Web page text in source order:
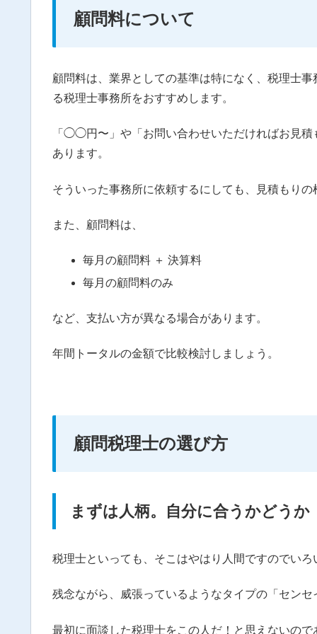
顧問料について
顧問料は、業界としての基準は特になく、税理士
る税理士事務所をおすすめします。
「◯◯円〜」や「お問い合わせいただければお見
あります。
そういった事務所に依頼するにしても、見積もり
また、顧問料は、
毎月の顧問料 ＋ 決算料
毎月の顧問料のみ
など、支払い方が異なる場合があります。
年間トータルの金額で比較検討しましょう。
顧問税理士の選び方
まずは人柄。自分に合うかどうか
税理士といっても、そこはやはり人間ですのでい
残念ながら、威張っているようなタイプの「セン
最初に面談した税理士をこの人だ！と思えないの